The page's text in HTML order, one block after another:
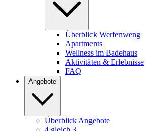
Überblick Werfenweng
Apartments
Wellness im Badehaus
Aktivitäten & Erlebnisse
FAQ
Angebote
Überblick Angebote